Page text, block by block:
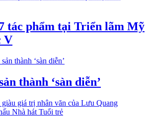
tác phẩm tại Triển lãm Mỹ
V
thành ‘sàn diễn’